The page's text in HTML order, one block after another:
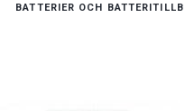
BATTERIER OCH